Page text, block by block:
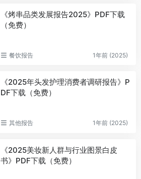
《烤串品类发展报告2025》PDF下载
（免费）
餐饮报告 1年前 (2025)
《2025年头发护理消费者调研报告》P
DF下载（免费）
其他报告 1年前 (2025)
《2025美妆新人群与行业图景白皮
书》PDF下载（免费）